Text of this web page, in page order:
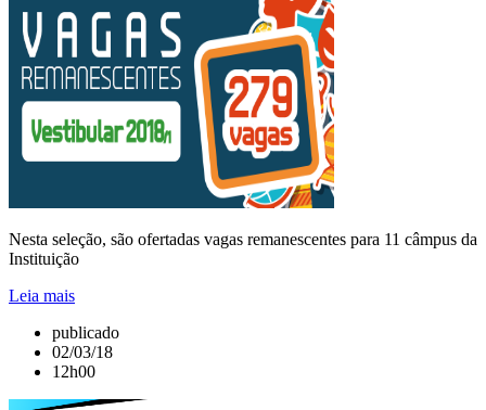
Nesta seleção, são ofertadas vagas remanescentes para 11 câmpus da
Instituição
Leia mais
publicado
02/03/18
12h00